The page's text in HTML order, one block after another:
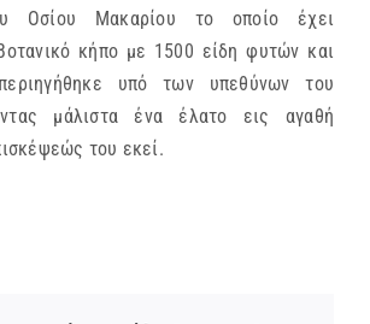
Οσίου Μακαρίου το οποίο έχει
κήπο με 1500 είδη φυτών και
υπό των υπεθύνων του
μάλιστα ένα έλατο εις αγαθή
του εκεί.